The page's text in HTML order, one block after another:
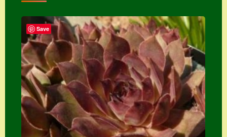
Widerrufsbelehru
ng
Zahlung
Zahlungs- &
Versandinfos
Zubehör
Zubehör
Save